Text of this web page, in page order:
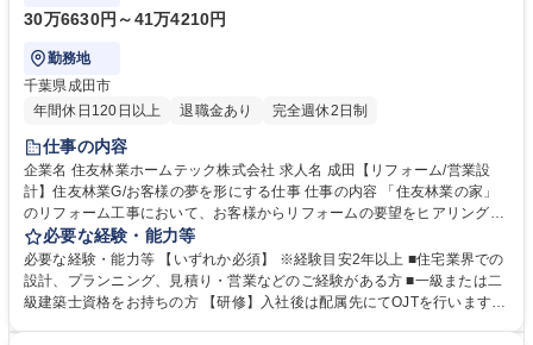
30万6630円～41万4210円
勤務地
千葉県成田市
年間休日120日以上
退職金あり 完全週休2日制
仕事の内容
企業名 住友林業ホームテック株式会社 求人名 成田【リフォーム/営業設
計】住友林業G/お客様の夢を形にする仕事 仕事の内容 「住友林業の家」
のリフォーム工事において、お客様からリフォームの要望をヒアリング
し、プランニングから設計、見積り、契約、工事担当者への引継ぎまでを
担当していただきます。 【具体的には】「住友林業の家」のオーナー様：
社内の顧客データやメンテナンス担当部門からの情報を元に水回り設備の
交換や内装、外装などの工事を提案。すでに住友林業として取引があるた
必要な経験・能力等
必要な経験・能力等 【いずれか必須】 ※経験目安2年以上 ■住宅業界での
設計、プランニング、見積り・営業などのご経験がある方 ■一級または二
級建築士資格をお持ちの方 【研修】入社後は配属先にてOJTを行います。